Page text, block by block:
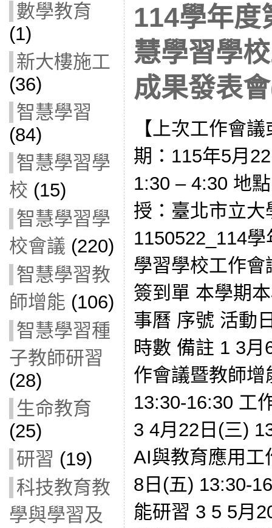
數學教育
(1)
新大樓施工
(36)
智慧學習
(84)
智慧學習學
校 (15)
智慧學習學
校會議 (220)
智慧學習教
師增能 (106)
智慧學習種
子教師研習
(28)
生命教育
(25)
研習 (19)
科技教育教
學與學習及
114學年度
慧學習學
成果發表
【上次工作會
期：115年5月
1:30 – 4:30 地
授：臺北市立
1150522_114
學習學校工作
簽到單 本學期
事曆 序號 活動
時數 備註 1 3月
作會議暨教師
13:30-16:30 工
3 4月22日(三)
AI與教育應用工
8日(五) 13:30-
能研習 3 5 5月